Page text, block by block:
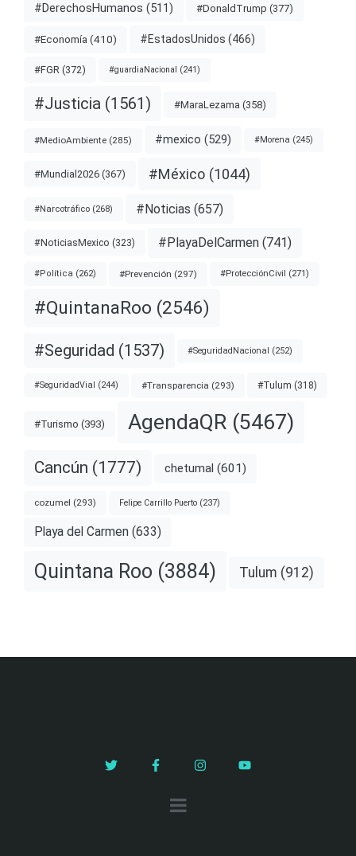
#DerechosHumanos (511) #DonaldTrump (377)
#Economía (410) #EstadosUnidos (466)
#FGR (372) #guardiaNacional (241)
#Justicia (1561) #MaraLezama (358)
#MedioAmbiente (285) #mexico (529) #Morena (245)
#Mundial2026 (367) #México (1044)
#Narcotráfico (268) #Noticias (657)
#NoticiasMexico (323) #PlayaDelCarmen (741)
#Política (262) #Prevención (297) #ProtecciónCivil (271)
#QuintanaRoo (2546)
#Seguridad (1537) #SeguridadNacional (252)
#SeguridadVial (244) #Transparencia (293) #Tulum (318)
#Turismo (393) AgendaQR (5467)
Cancún (1777) chetumal (601)
cozumel (293) Felipe Carrillo Puerto (237)
Playa del Carmen (633)
Quintana Roo (3884) Tulum (912)